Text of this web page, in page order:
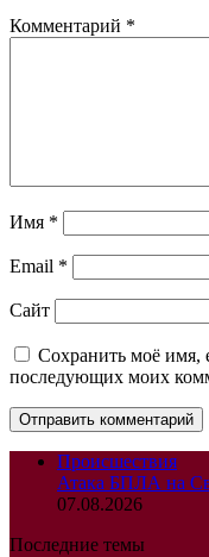
Комментарий *
Имя *
Email *
Сайт
Сохранить моё имя,
последующих моих
Происшествия
Атака БПЛА на
07.08.2026
Последние темы